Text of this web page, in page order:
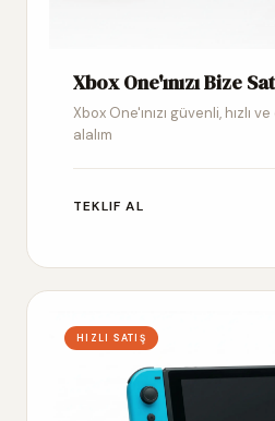
Xbox One'ınızı Bize
Xbox One'ınızı güvenli, hızlı
alalım
TEKLIF AL
HIZLI SATIŞ